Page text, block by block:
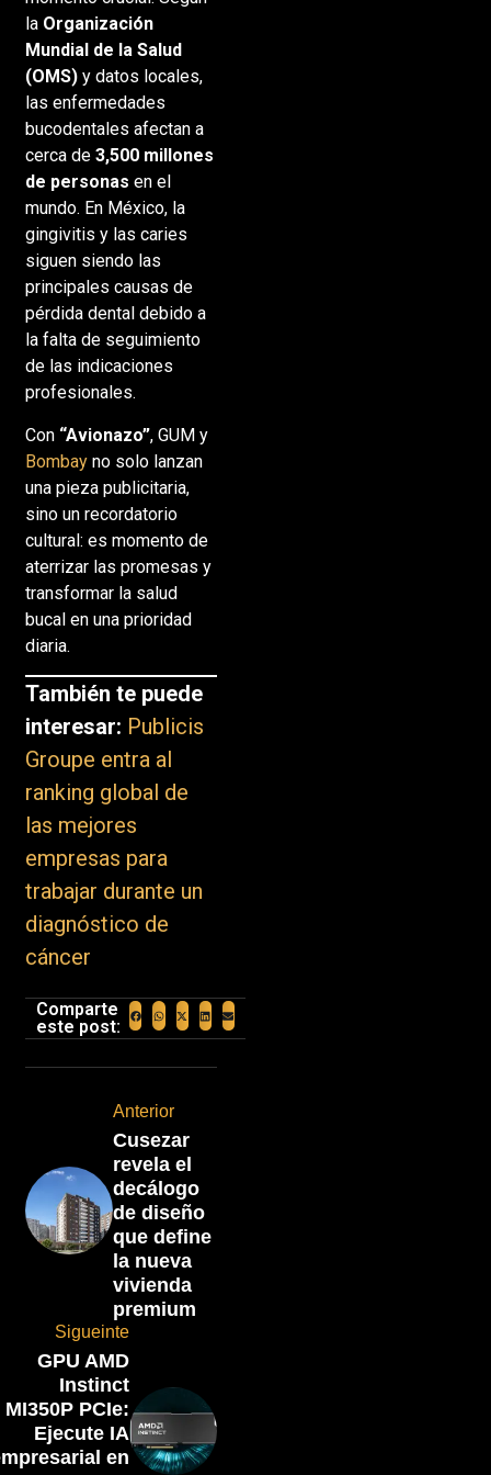
la Organización
Mundial de la Salud
(OMS)y datos locales,
las enfermedades
bucodentales afectan a
cerca de 3,500 millones
de personas en el
mundo. En México, la
gingivitis y las caries
siguen siendo las
principales causas de
pérdida dental debido a
la falta de seguimiento
de las indicaciones
profesionales.
Con “Avionazo”, GUM y
Bombayno solo lanzan
una pieza publicitaria,
sino un recordatorio
cultural: es momento de
aterrizar las promesas y
transformar la salud
bucal en una prioridad
diaria.
También te puede
interesar: Publicis
Groupe entra al
ranking global de
las mejores
empresas para
trabajar durante un
diagnóstico de
cáncer
Comparte
este post:
Anterior
Cusezar
revela el
decálogo
de diseño
que define
la nueva
vivienda
premium
Sigueinte
GPU AMD
Instinct
MI350P PCIe:
Ejecute IA
en